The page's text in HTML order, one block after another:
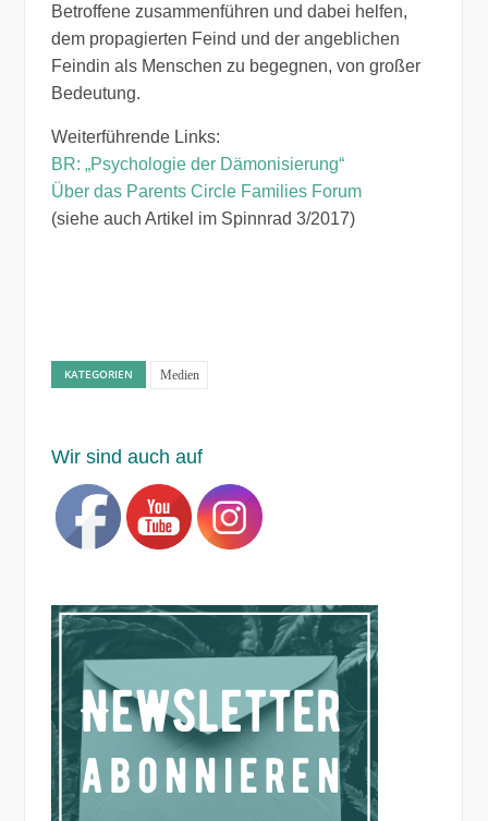
Betroffene zusammenführen und dabei helfen,
dem propagierten Feind und der angeblichen
Feindin als Menschen zu begegnen, von großer
Bedeutung.
Weiterführende Links:
BR: „Psychologie der Dämonisierung“
Über das Parents Circle Families Forum
(siehe auch Artikel im Spinnrad 3/2017)
KATEGORIEN Medien
Wir sind auch auf